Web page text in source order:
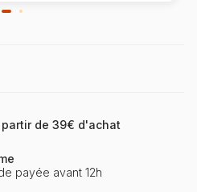
de 39€ d'achat
payée avant 12h